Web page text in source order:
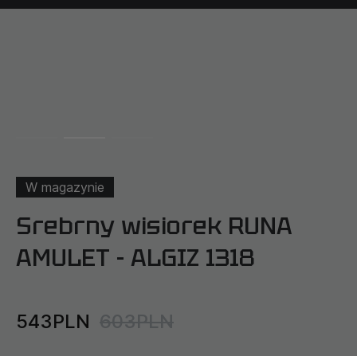
W magazynie
Srebrny wisiorek RUNA
AMULET - ALGIZ 1318
543PLN 603PLN